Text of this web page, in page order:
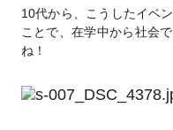
10代から、こうしたイベ
ことで、在学中から社会
ね！